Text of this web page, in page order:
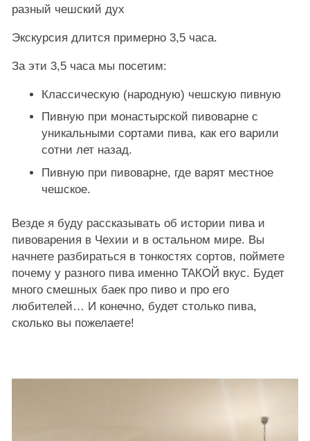
разный чешский дух
Экскурсия длится примерно 3,5 часа.
За эти 3,5 часа мы посетим:
Классическую (народную) чешскую пивную
Пивную при монастырской пивоварне с
уникальными сортами пива, как его варили
сотни лет назад.
Пивную при пивоварне, где варят местное
чешское.
Везде я буду рассказывать об истории пива и
пивоварения в Чехии и в остальном мире. Вы
начнете разбираться в тонкостях сортов, поймете
почему у разного пива именно ТАКОЙ вкус. Будет
много смешных баек про пиво и про его
любителей… И конечно, будет столько пива,
сколько вы пожелаете!